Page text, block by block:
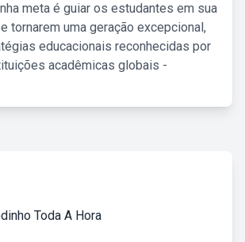
meta é guiar os estudantes em sua
tornarem uma geração excepcional,
educacionais reconhecidas por
acadêmicas globais -
Toda A Hora